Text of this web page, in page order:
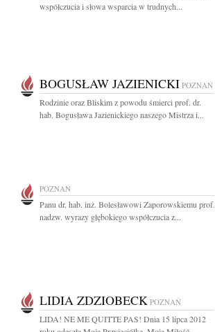
współczucia i słowa wsparcia w trudnych...
BOGUSŁAW JAZIENICKI POZNAŃ
Rodzinie oraz Bliskim z powodu śmierci prof. dr.
hab. Bogusława Jazienickiego naszego Mistrza i...
POZNAŃ
Panu dr. hab. inż. Bolesławowi Zaporowskiemu prof.
nadzw. wyrazy głębokiego współczucia z...
LIDIA ZDZIOBECK POZNAŃ
LIDA! NE ME QUITTE PAS! Dnia 15 lipca 2012